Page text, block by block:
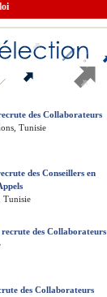
des Collaborateurs
Tunisie
des Conseillers en
Tunisie
des Collaborateurs
des Collaborateurs